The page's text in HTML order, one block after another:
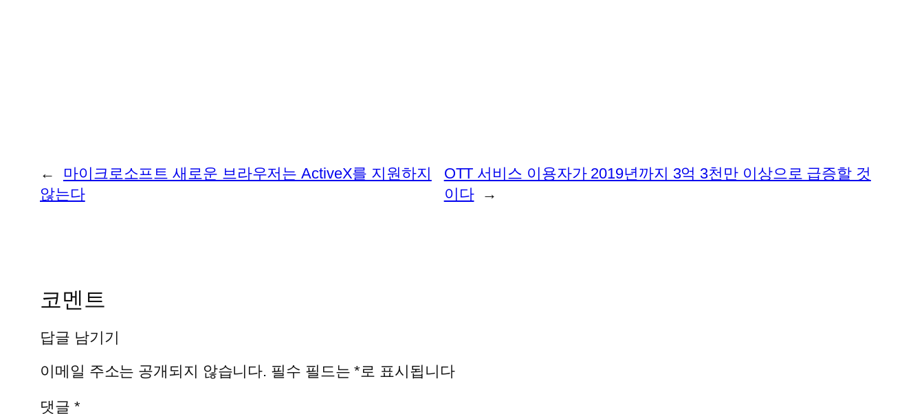
←
마이크로소프트 새로운 브라우저는 ActiveX를 지원하지
않는다
OTT 서비스 이용자가 2019년까지 3억 3천만 이상으로 급증할 것
이다
→
코멘트
답글 남기기
이메일 주소는 공개되지 않습니다. 필수 필드는*로 표시됩니다
댓글 *